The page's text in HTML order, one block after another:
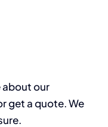
about our
get a quote. We